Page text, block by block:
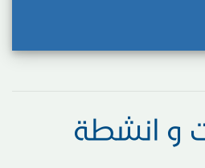
و انشطة